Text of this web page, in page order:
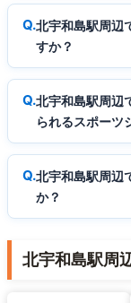
北宇和島駅周辺
すか？
北宇和島駅周辺
られるスポーツ
北宇和島駅周辺
か？
北宇和島駅周